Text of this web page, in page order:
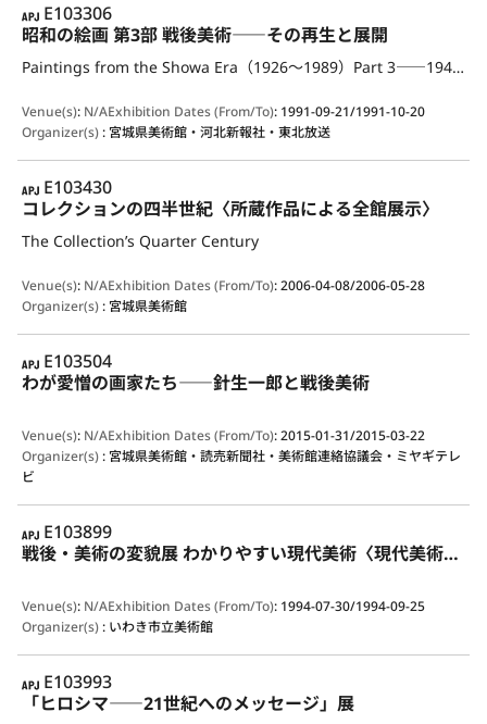
APJ
E103306
昭和の絵画 第3部 戦後美術――その再生と展開
Paintings from the Showa Era（1926～1989）Part 3――1945 and after
Venue(s): N/AExhibition Dates (From/To): 1991-09-21/1991-10-20
Organizer(s): 宮城県美術館・河北新報社・東北放送
APJ
E103430
コレクションの四半世紀〈所蔵作品による全館展示〉
The Collection’s Quarter Century
Venue(s): N/AExhibition Dates (From/To):2006-04-08/2006-05-28
Organizer(s): 宮城県美術館
APJ
E103504
わが愛憎の画家たち――針生一郎と戦後美術
Venue(s): N/AExhibition Dates (From/To):2015-01-31/2015-03-22
Organizer(s): 宮城県美術館・読売新聞社・美術館連絡協議会・ミヤギテレ
ビ
APJ
E103899
戦後・美術の変貌展 わかりやすい現代美術〈現代美術入門〉
Venue(s): N/AExhibition Dates (From/To): 1994-07-30/1994-09-25
Organizer(s): いわき市立美術館
APJ
E103993
「ヒロシマ――21世紀へのメッセージ」展